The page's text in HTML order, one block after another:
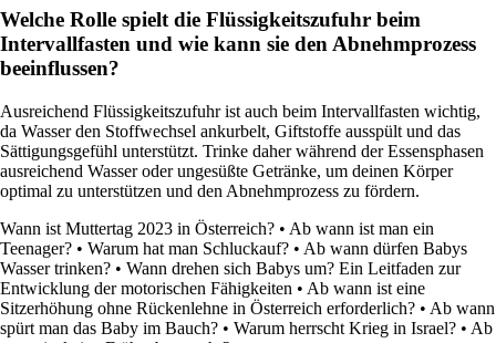
Welche Rolle spielt die Flüssigkeitszufuhr beim
Intervallfasten und wie kann sie den Abnehmprozess
beeinflussen?
Ausreichend Flüssigkeitszufuhr ist auch beim Intervallfasten wichtig,
da Wasser den Stoffwechsel ankurbelt, Giftstoffe ausspült und das
Sättigungsgefühl unterstützt. Trinke daher während der Essensphasen
ausreichend Wasser oder ungesüßte Getränke, um deinen Körper
optimal zu unterstützen und den Abnehmprozess zu fördern.
Wann ist Muttertag 2023 in Österreich? • Ab wann ist man ein
Teenager? • Warum hat man Schluckauf? • Ab wann dürfen Babys
Wasser trinken? • Wann drehen sich Babys um? Ein Leitfaden zur
Entwicklung der motorischen Fähigkeiten • Ab wann ist eine
Sitzerhöhung ohne Rückenlehne in Österreich erforderlich? • Ab wann
spürt man das Baby im Bauch? • Warum herrscht Krieg in Israel? • Ab